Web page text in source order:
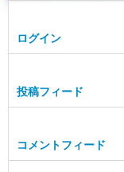
ログイン
投稿フィード
コメントフィード